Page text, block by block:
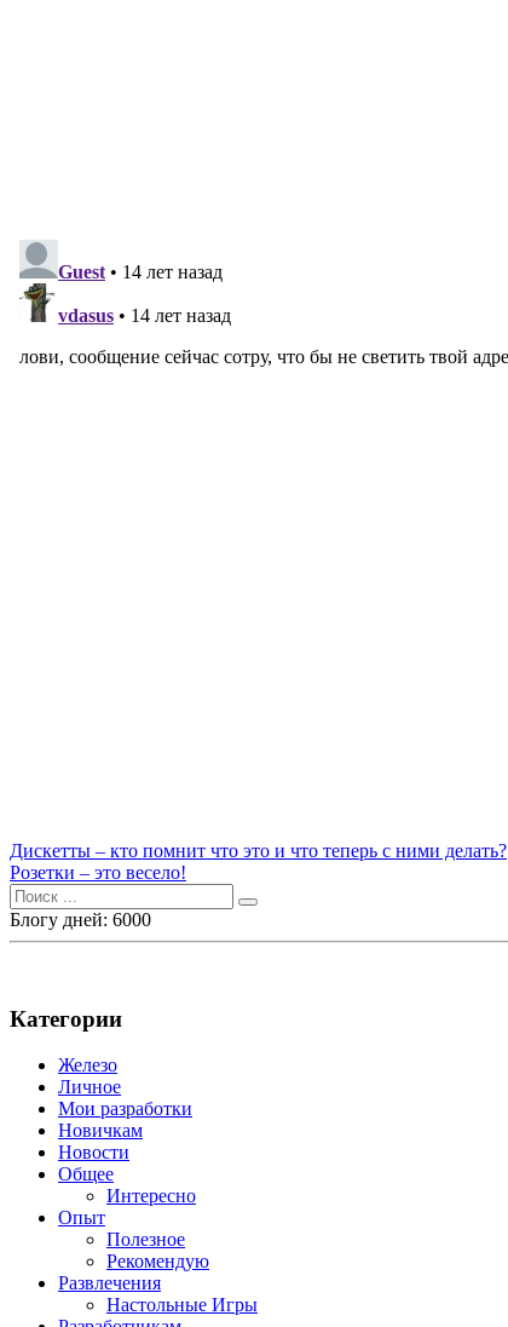
Навигация
по
записям
Дискетты – кто помнит что это и что теперь с ними делать?
Розетки – это весело!
Поиск
для:
Блогу дней: 6000
Категории
Железо
Личное
Мои разработки
Новичкам
Новости
Общее
Интересно
Опыт
Полезное
Рекомендую
Развлечения
Настольные Игры